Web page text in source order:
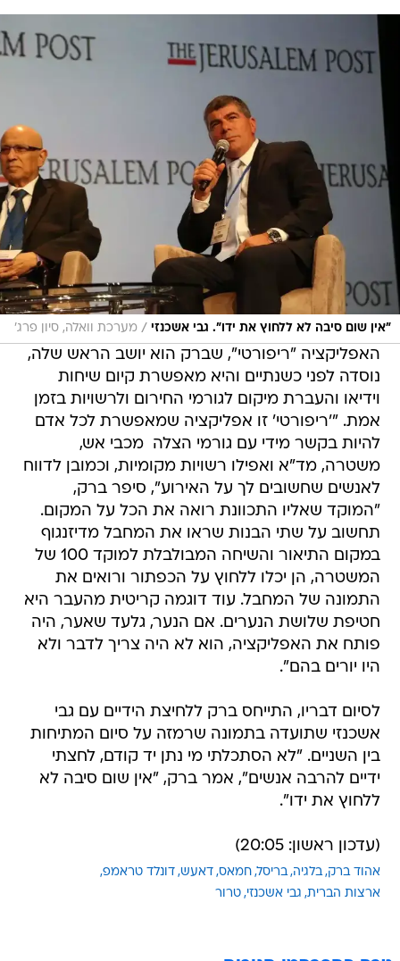
"אין שום סיבה לא ללחוץ את ידו". גבי אשכנזי / מערכת וואלה, סיון פרג'
האפליקציה "ריפורטי", שברק הוא יושב הראש שלה,
נוסדה לפני כשנתיים והיא מאפשרת קיום שיחות
וידיאו והעברת מיקום לגורמי החירום ולרשויות בזמן
אמת. "'ריפורטי' זו אפליקציה שמאפשרת לכל אדם
להיות בקשר מידי עם גורמי הצלה  מכבי אש,
משטרה, מד"א ואפילו רשויות מקומיות, וכמובן לדווח
לאנשים שחשובים לך על האירוע", סיפר ברק,
"המוקד שאליו התכוונת רואה את הכל על המקום.
תחשוב על שתי הבנות שראו את המחבל מדיזנגוף 
במקום התיאור והשיחה המבולבלת למוקד 100 של
המשטרה, הן יכלו ללחוץ על הכפתור ורואים את
התמונה של המחבל. עוד דוגמה קריטית מהעבר היא
חטיפת שלושת הנערים. אם הנער, גלעד שאער, היה
פותח את האפליקציה, הוא לא היה צריך לדבר ולא
היו יורים בהם".
לסיום דבריו, התייחס ברק ללחיצת הידיים עם גבי
אשכנזי שתועדה בתמונה שרמזה על סיום המתיחות
בין השניים. "לא הסתכלתי מי נתן יד קודם, לחצתי
ידיים להרבה אנשים", אמר ברק, "אין שום סיבה לא
ללחוץ את ידו".
(עדכון ראשון: 20:05)
אהוד ברק בלגיה בריסל חמאס דאעש דונלד טראמפ
ארצות הברית גבי אשכנזי טרור